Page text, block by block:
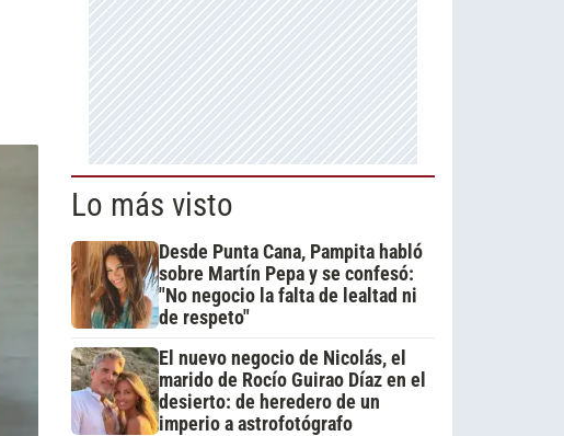
Lo más visto
Desde Punta Cana, Pampita habló
sobre Martín Pepa y se confesó:
"No negocio la falta de lealtad ni
de respeto"
El nuevo negocio de Nicolás, el
marido de Rocío Guirao Díaz en el
desierto: de heredero de un
imperio a astrofotógrafo